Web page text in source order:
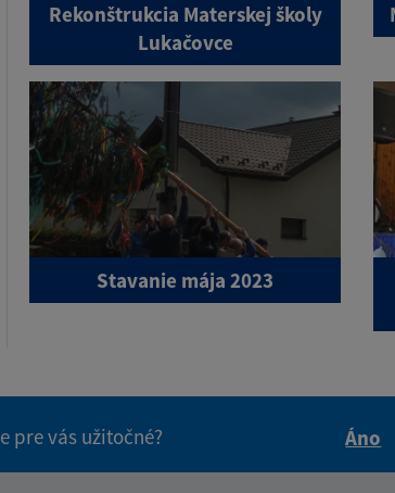
Rekonštrukcia Materskej školy
Lukačovce
Stavanie mája 2023
pre vás užitočné?
Áno